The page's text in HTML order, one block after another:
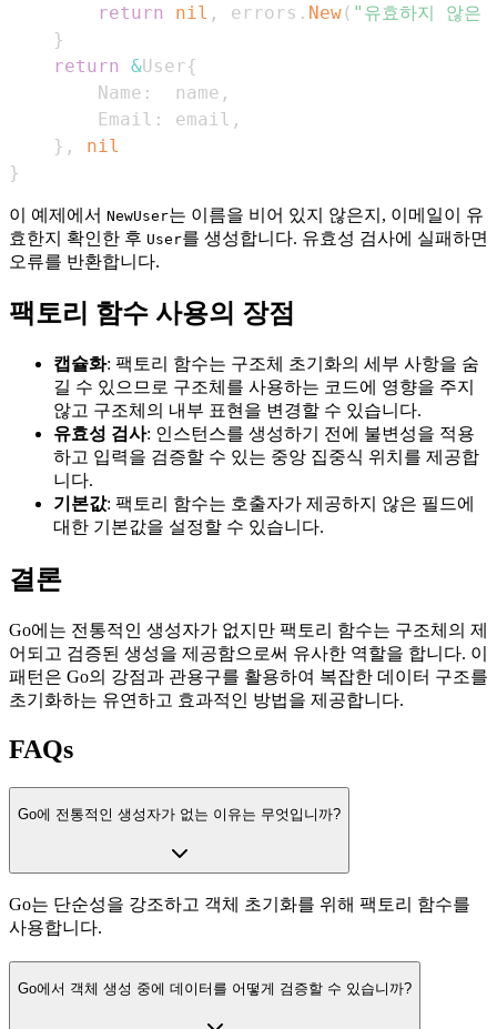
return
nil , errors . New( "유효하지 않은
}
return
&User{
        Name
:
  name
,
        Email
: email ,
} ,
nil
}
이 예제에서 NewUser는 이름을 비어 있지 않은지, 이메일이 유
효한지 확인한 후 User를 생성합니다. 유효성 검사에 실패하면
오류를 반환합니다.
팩토리 함수 사용의 장점
캡슐화: 팩토리 함수는 구조체 초기화의 세부 사항을 숨
길 수 있으므로 구조체를 사용하는 코드에 영향을 주지
않고 구조체의 내부 표현을 변경할 수 있습니다.
유효성 검사: 인스턴스를 생성하기 전에 불변성을 적용
하고 입력을 검증할 수 있는 중앙 집중식 위치를 제공합
니다.
기본값: 팩토리 함수는 호출자가 제공하지 않은 필드에
대한 기본값을 설정할 수 있습니다.
결론
Go에는 전통적인 생성자가 없지만 팩토리 함수는 구조체의 제
어되고 검증된 생성을 제공함으로써 유사한 역할을 합니다. 이
패턴은 Go의 강점과 관용구를 활용하여 복잡한 데이터 구조를
초기화하는 유연하고 효과적인 방법을 제공합니다.
FAQs
Go에 전통적인 생성자가 없는 이유는 무엇입니까?
Go는 단순성을 강조하고 객체 초기화를 위해 팩토리 함수를
사용합니다.
Go에서 객체 생성 중에 데이터를 어떻게 검증할 수 있습니까?